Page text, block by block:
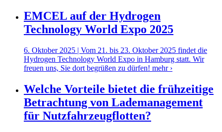
EMCEL auf der Hydrogen
Technology World Expo 2025
6. Oktober 2025 | Vom 21. bis 23. Oktober 2025 findet die
Hydrogen Technology World Expo in Hamburg statt. Wir
freuen uns, Sie dort begrüßen zu dürfen! mehr ›
Welche Vorteile bietet die frühzeitige
Betrachtung von Lademanagement
für Nutzfahrzeugflotten?